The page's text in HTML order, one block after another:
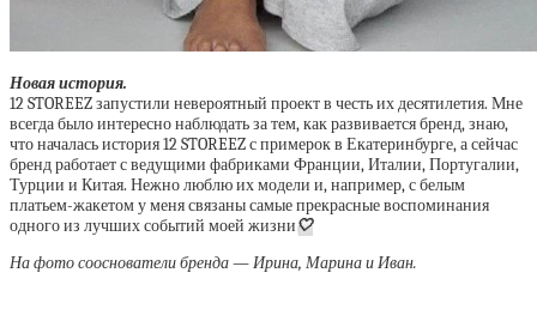
Новая история.
12 STOREEZ запустили невероятный проект в честь их десятилетия. Мне
всегда было интересно наблюдать за тем, как развивается бренд, знаю,
что началась история 12 STOREEZ с примерок в Екатеринбурге, а сейчас
бренд работает с ведущими фабриками Франции, Италии, Португалии,
Турции и Китая. Нежно люблю их модели и, например, с белым
платьем-жакетом у меня связаны самые прекрасные воспоминания
одного из лучших событий моей жизни🤍
На фото сооснователи бренда — Ирина, Марина и Иван.